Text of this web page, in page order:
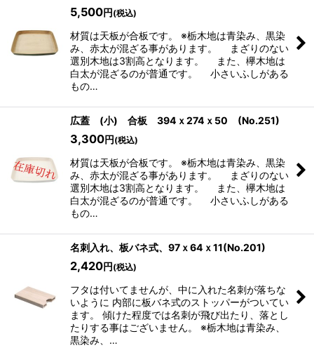
5,500円(税込)
材質は天板が合板です。 ※栃木地は青染み、黒染
み、赤太が混ざる事があります。 まざりのない
選別木地は3割高となります。 また、欅木地は
白太が混ざるのが普通です。 小さいふしがある
もの…
広蓋 (小) 合板 394ｘ274ｘ50 (No.251)
3,300円(税込)
材質は天板が合板です。 ※栃木地は青染み、黒染
み、赤太が混ざる事があります。 まざりのない
選別木地は3割高となります。 また、欅木地は
白太が混ざるのが普通です。 小さいふしがある
もの…
名刺入れ、板バネ式、97ｘ64ｘ11(No.201)
2,420円(税込)
フタは付いてませんが、中に入れた名刺が落ちな
いように 内部に板バネ式のストッパーがついてい
ます。 傾けた程度では名刺が飛び出たり、落とし
たりする事はございません。 ※栃木地は青染み、
黒染み、…